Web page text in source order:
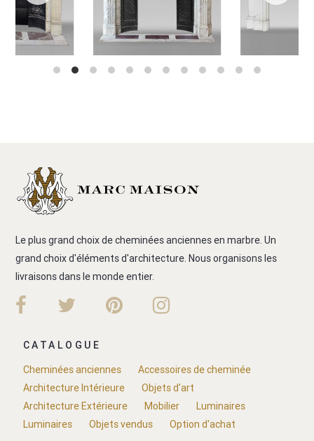
Le plus grand choix de cheminées anciennes en marbre. Un
grand choix d'éléments d'architecture. Nous organisons les
livraisons dans le monde entier.
CATALOGUE
Cheminées anciennes
Accessoires de cheminée
Architecture Intérieure
Objets d'art
Architecture Extérieure
Mobilier
Luminaires
Luminaires
Objets vendus Option d'achat